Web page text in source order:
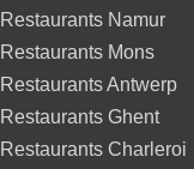
Restaurants Namur
Restaurants Mons
Restaurants Antwerp
Restaurants Ghent
Restaurants Charleroi